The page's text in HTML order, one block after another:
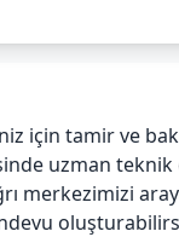
için tamir ve
uzman teknik
merkezimizi